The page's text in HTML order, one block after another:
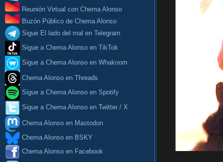
Reunión Virtual con Chema Alonso
Buzón Público de Chema Alonso
Sigue El lado del mal en Telegram
Sigue a Chema Alonso en TikTok
Sigue a Chema Alonso en Whakoom
Chema Alonso en Threads
Sigue a Chema Alonso en Spotify
Sigue a Chema Alonso en Twitter / X
Chema Alonso en Mastodon
Chema Alonso en BSKY
Chema Alonso en Facebook